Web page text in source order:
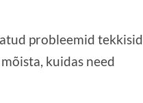
probleemid tekkisid.
kuidas need